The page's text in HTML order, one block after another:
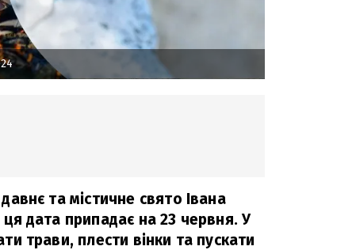
та містичне свято Івана
дата припадає на 23 червня. У
трави, плести вінки та пускати